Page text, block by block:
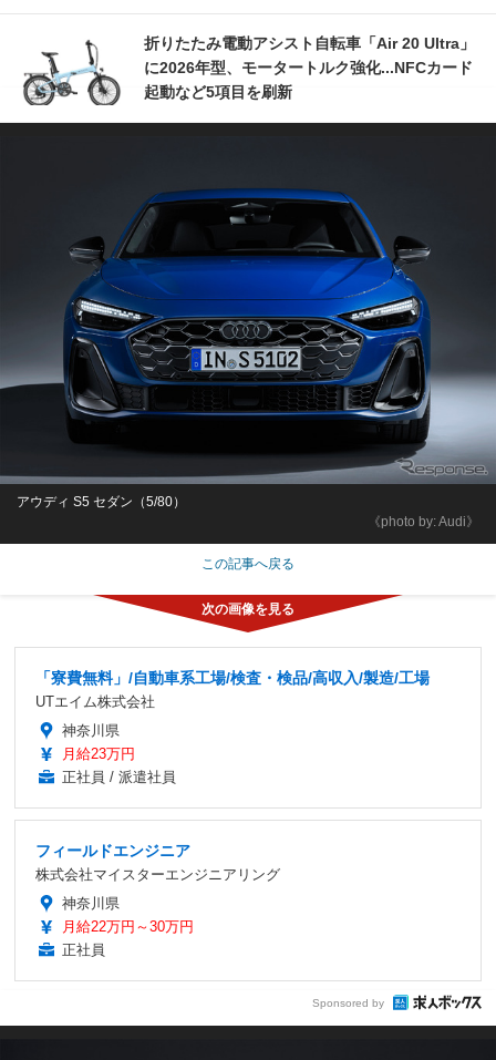
折りたたみ電動アシスト自転車「Air 20 Ultra」
に2026年型、モータートルク強化...NFCカード
起動など5項目を刷新
《photo by: Audi》
アウディ S5 セダン（5/80）
この記事へ戻る
「寮費無料」/自動車系工場/検査・検品/高収入/製造/工場
UTエイム株式会社
神奈川県
月給23万円
正社員 / 派遣社員
フィールドエンジニア
株式会社マイスターエンジニアリング
神奈川県
月給22万円～30万円
正社員
Sponsored by